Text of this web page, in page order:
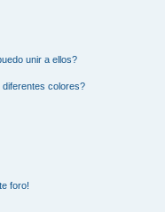
unir a ellos?
colores?
foro!